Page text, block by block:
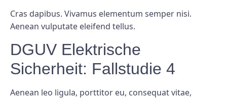
Cras dapibus. Vivamus elementum semper nisi.
Aenean vulputate eleifend tellus.
DGUV Elektrische
Sicherheit: Fallstudie 4
Aenean leo ligula, porttitor eu, consequat vitae,